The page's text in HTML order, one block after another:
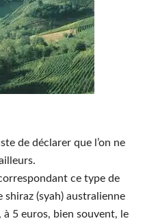
de déclarer que l’on ne
ce type de
(syah) australienne
à 5 euros, bien souvent, le